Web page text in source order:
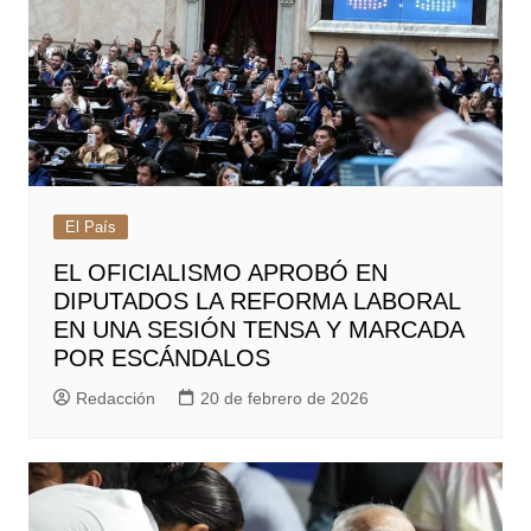
El País
EL OFICIALISMO APROBÓ EN
DIPUTADOS LA REFORMA LABORAL
EN UNA SESIÓN TENSA Y MARCADA
POR ESCÁNDALOS
Redacción 20 de febrero de 2026